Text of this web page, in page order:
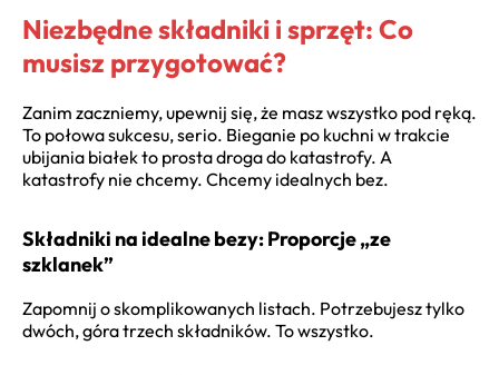
Niezbędne składniki i sprzęt: Co
musisz przygotować?
Zanim zaczniemy, upewnij się, że masz wszystko pod ręką.
To połowa sukcesu, serio. Bieganie po kuchni w trakcie
ubijania białek to prosta droga do katastrofy. A
katastrofy nie chcemy. Chcemy idealnych bez.
Składniki na idealne bezy: Proporcje „ze
szklanek”
Zapomnij o skomplikowanych listach. Potrzebujesz tylko
dwóch, góra trzech składników. To wszystko.